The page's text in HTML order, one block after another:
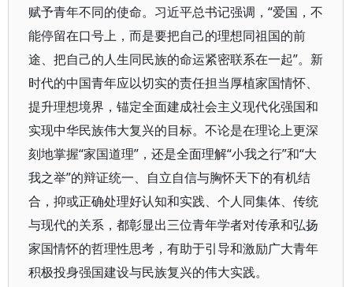
赋予青年不同的使命。习近平总书记强调，“爱国，不
能停留在口号上，而是要把自己的理想同祖国的前
途、把自己的人生同民族的命运紧密联系在一起”。新
时代的中国青年应以切实的责任担当厚植家国情怀、
提升理想境界，锚定全面建成社会主义现代化强国和
实现中华民族伟大复兴的目标。不论是在理论上更深
刻地掌握“家国道理”，还是全面理解“小我之行”和“大
我之举”的辩证统一、自立自信与胸怀天下的有机结
合，抑或正确处理好认知和实践、个人同集体、传统
与现代的关系，都彰显出三位青年学者对传承和弘扬
家国情怀的哲理性思考，有助于引导和激励广大青年
积极投身强国建设与民族复兴的伟大实践。